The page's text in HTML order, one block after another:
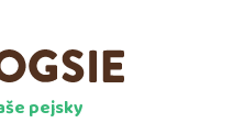
pejsky